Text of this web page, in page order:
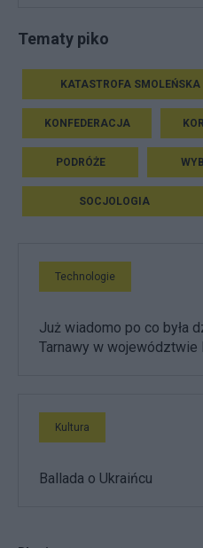
Tematy piko
KATASTROFA SMOLEŃSKA
KONFEDERACJA
PODRÓŻE
SOCJOLOGIA
Technologie
Już wiadomo po co była
Tarnawy w województwie
Kultura
Ballada o Ukraińcu